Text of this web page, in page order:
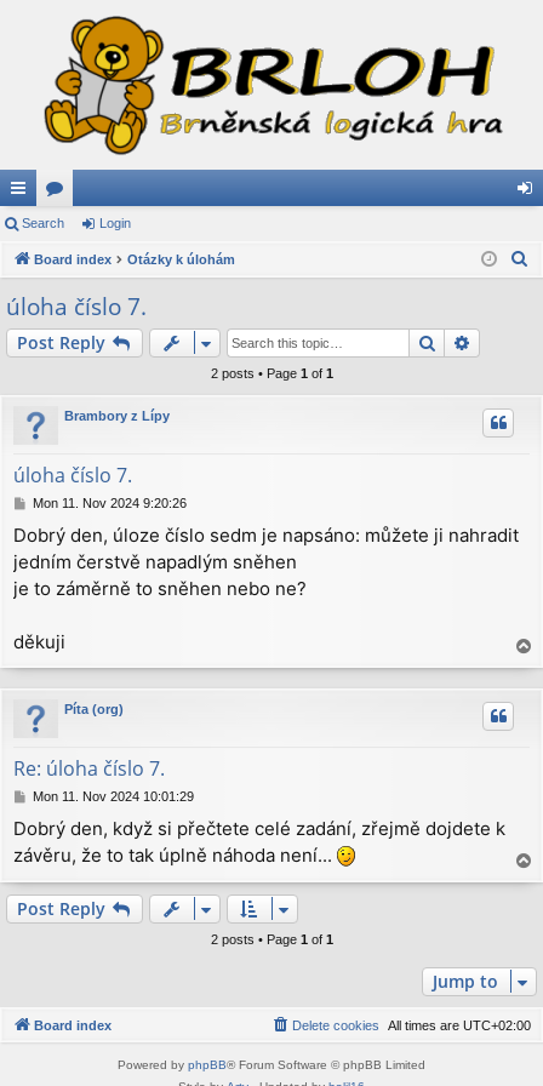
ui
ck
lin
ks
or
u
s
in
Search Login
Board index Otázky k úlohám
úloha číslo 7.
Post Reply Search
2 posts • Page 1 of 1
Brambory z Lípy
úloha číslo 7.
P
s
t
Mon 11. Nov 2024 9:20:26
Dobrý den, úloze číslo sedm je napsáno: můžete ji nahradit
jedním čerstvě napadlým sněhen
je to záměrně to sněhen nebo ne?
děkuji
o
p
Píta (org)
Re: úloha číslo 7.
P
s
t
Mon 11. Nov 2024 10:01:29
Dobrý den, když si přečtete celé zadání, zřejmě dojdete k
závěru, že to tak úplně náhoda není...
o
Post Reply
2 posts • Page 1 of 1
Jump to
Board index All times are UTC+02:00
Delete cookies
Powered by phpBB® Forum Software © phpBB Limited